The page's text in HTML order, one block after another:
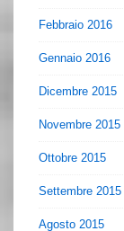
Febbraio 2016
Gennaio 2016
Dicembre 2015
Novembre 2015
Ottobre 2015
Settembre 2015
Agosto 2015